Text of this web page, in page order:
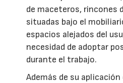
de maceteros, rincones
situadas bajo el
espacios alejados del
necesidad de adoptar
durante el trabajo.
Además de su aplicación